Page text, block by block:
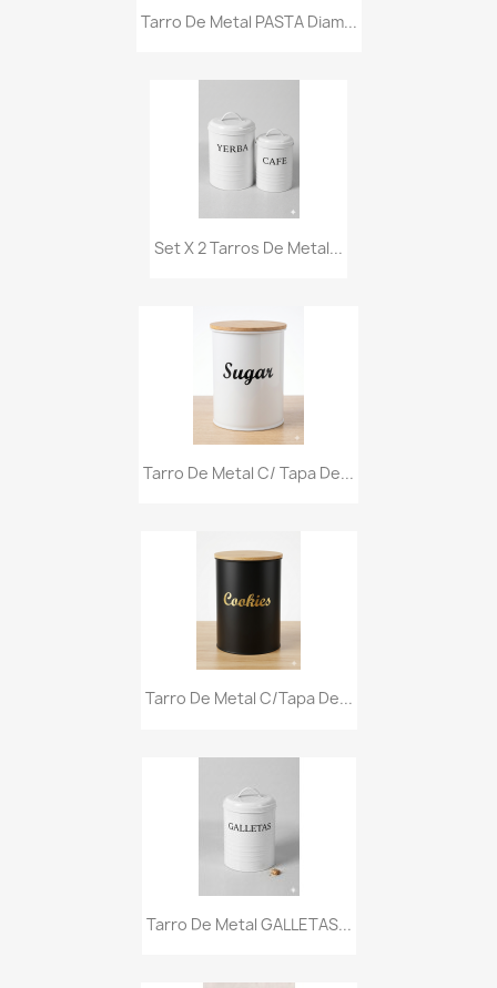
Tarro De Metal PASTA Diam...
Set X 2 Tarros De Metal...
Tarro De Metal C/ Tapa De...
Tarro De Metal C/tapa De...
Tarro De Metal GALLETAS...